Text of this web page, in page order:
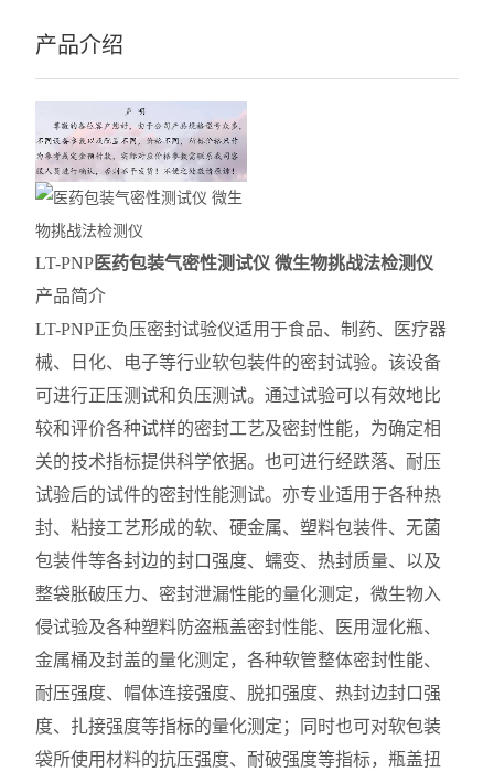
产品介绍
LT-PNP医药包装气密性测试仪 微生物挑战法检测仪
产品简介
LT-PNP正负压密封试验仪适用于食品、制药、医疗器
械、日化、电子等行业软包装件的密封试验。该设备
可进行正压测试和负压测试。通过试验可以有效地比
较和评价各种试样的密封工艺及密封性能，为确定相
关的技术指标提供科学依据。也可进行经跌落、耐压
试验后的试件的密封性能测试。亦专业适用于各种热
封、粘接工艺形成的软、硬金属、塑料包装件、无菌
包装件等各封边的封口强度、蠕变、热封质量、以及
整袋胀破压力、密封泄漏性能的量化测定，微生物入
侵试验及各种塑料防盗瓶盖密封性能、医用湿化瓶、
金属桶及封盖的量化测定，各种软管整体密封性能、
耐压强度、帽体连接强度、脱扣强度、热封边封口强
度、扎接强度等指标的量化测定；同时也可对软包装
袋所使用材料的抗压强度、耐破强度等指标，瓶盖扭